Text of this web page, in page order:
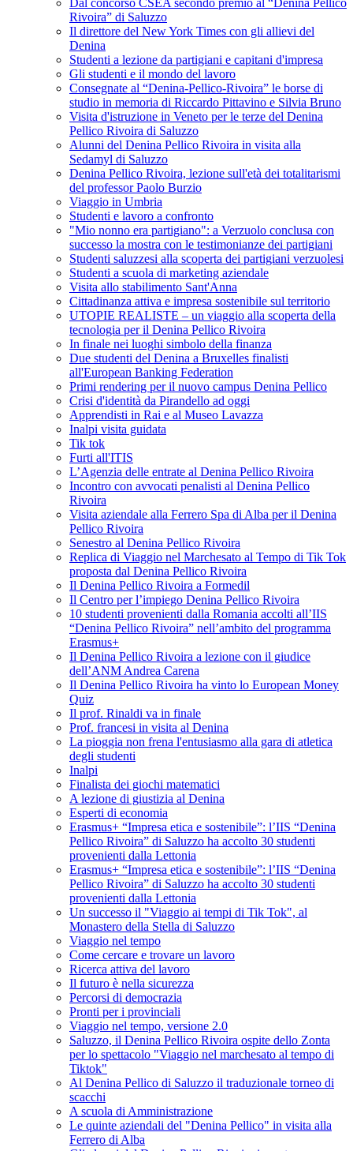
Dal concorso CSEA secondo premio al “Denina Pellico
Rivoira” di Saluzzo
Il direttore del New York Times con gli allievi del
Denina
Studenti a lezione da partigiani e capitani d'impresa
Gli studenti e il mondo del lavoro
Consegnate al “Denina-Pellico-Rivoira” le borse di
studio in memoria di Riccardo Pittavino e Silvia Bruno
Visita d'istruzione in Veneto per le terze del Denina
Pellico Rivoira di Saluzzo
Alunni del Denina Pellico Rivoira in visita alla
Sedamyl di Saluzzo
Denina Pellico Rivoira, lezione sull'età dei totalitarismi
del professor Paolo Burzio
Viaggio in Umbria
Studenti e lavoro a confronto
"Mio nonno era partigiano": a Verzuolo conclusa con
successo la mostra con le testimonianze dei partigiani
Studenti saluzzesi alla scoperta dei partigiani verzuolesi
Studenti a scuola di marketing aziendale
Visita allo stabilimento Sant'Anna
Cittadinanza attiva e impresa sostenibile sul territorio
UTOPIE REALISTE – un viaggio alla scoperta della
tecnologia per il Denina Pellico Rivoira
In finale nei luoghi simbolo della finanza
Due studenti del Denina a Bruxelles finalisti
all'European Banking Federation
Primi rendering per il nuovo campus Denina Pellico
Crisi d'identità da Pirandello ad oggi
Apprendisti in Rai e al Museo Lavazza
Inalpi visita guidata
Tik tok
Furti all'ITIS
L’Agenzia delle entrate al Denina Pellico Rivoira
Incontro con avvocati penalisti al Denina Pellico
Rivoira
Visita aziendale alla Ferrero Spa di Alba per il Denina
Pellico Rivoira
Senestro al Denina Pellico Rivoira
Replica di Viaggio nel Marchesato al Tempo di Tik Tok
proposta dal Denina Pellico Rivoira
Il Denina Pellico Rivoira a Formedil
Il Centro per l’impiego Denina Pellico Rivoira
10 studenti provenienti dalla Romania accolti all’IIS
“Denina Pellico Rivoira” nell’ambito del programma
Erasmus+
Il Denina Pellico Rivoira a lezione con il giudice
dell’ANM Andrea Carena
Il Denina Pellico Rivoira ha vinto lo European Money
Quiz
Il prof. Rinaldi va in finale
Prof. francesi in visita al Denina
La pioggia non frena l'entusiasmo alla gara di atletica
degli studenti
Inalpi
Finalista dei giochi matematici
A lezione di giustizia al Denina
Esperti di economia
Erasmus+ “Impresa etica e sostenibile”: l’IIS “Denina
Pellico Rivoira” di Saluzzo ha accolto 30 studenti
provenienti dalla Lettonia
Erasmus+ “Impresa etica e sostenibile”: l’IIS “Denina
Pellico Rivoira” di Saluzzo ha accolto 30 studenti
provenienti dalla Lettonia
Un successo il "Viaggio ai tempi di Tik Tok", al
Monastero della Stella di Saluzzo
Viaggio nel tempo
Come cercare e trovare un lavoro
Ricerca attiva del lavoro
Il futuro è nella sicurezza
Percorsi di democrazia
Pronti per i provinciali
Viaggio nel tempo, versione 2.0
Saluzzo, il Denina Pellico Rivoira ospite dello Zonta
per lo spettacolo "Viaggio nel marchesato al tempo di
Tiktok"
Al Denina Pellico di Saluzzo il traduzionale torneo di
scacchi
A scuola di Amministrazione
Le quinte aziendali del "Denina Pellico" in visita alla
Ferrero di Alba